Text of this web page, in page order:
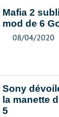
Mafia 2
mod de 6
08/04/2020
Sony
la manette
5